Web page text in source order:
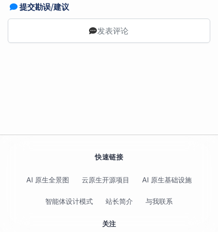
提交勘误/建议
发表评论
快速链接
AI 原生全景图 云原生开源项目 AI 原生基础设施
智能体设计模式 站长简介 与我联系
关注